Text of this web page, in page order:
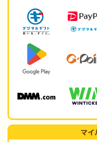
マイ